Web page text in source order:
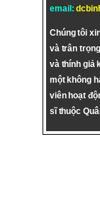
email:
Chúng tôi
và trân
và thính giả
một không
viên hoạt
sĩ thuộc